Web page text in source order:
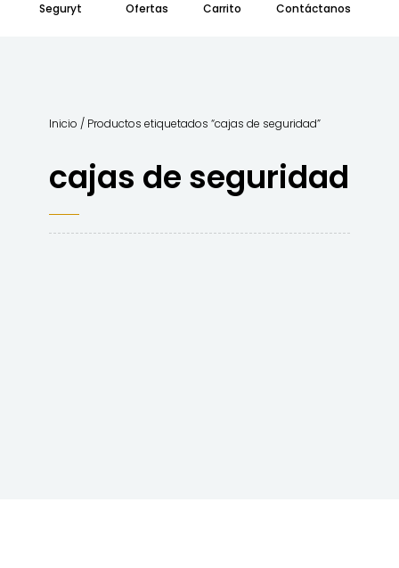
Seguryt Ofertas Carrito Contáctanos
Inicio / Productos etiquetados “cajas de seguridad”
cajas de seguridad